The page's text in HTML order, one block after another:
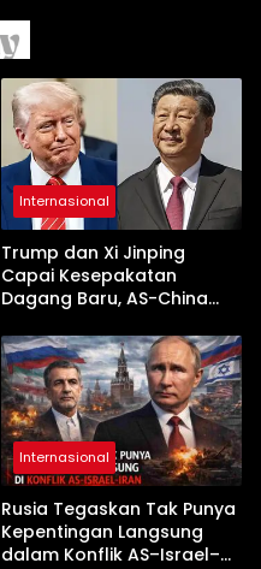
Internasional
Trump dan Xi Jinping
Capai Kesepakatan
Dagang Baru, AS-China
Jelang Kunjungan Beijing
Internasional
Rusia Tegaskan Tak Punya
Kepentingan Langsung
dalam Konflik AS–Israel–